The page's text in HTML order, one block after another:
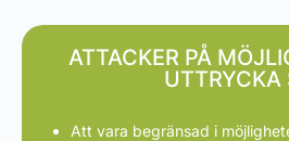
ATTACKER PÅ
UTTRYCKA
Att vara begränsad i